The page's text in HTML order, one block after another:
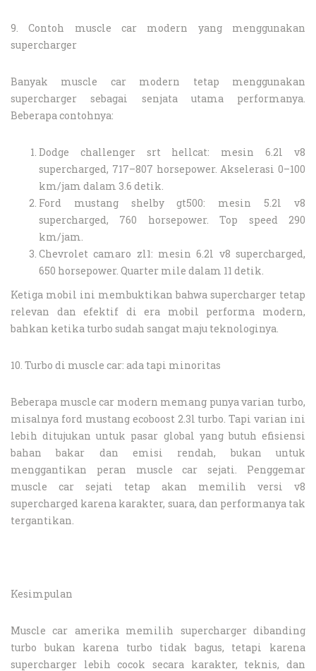
9. Contoh muscle car modern yang menggunakan
supercharger
Banyak muscle car modern tetap menggunakan
supercharger sebagai senjata utama performanya.
Beberapa contohnya:
Dodge challenger srt hellcat: mesin 6.2l v8
supercharged, 717–807 horsepower. Akselerasi 0–100
km/jam dalam 3.6 detik.
Ford mustang shelby gt500: mesin 5.2l v8
supercharged, 760 horsepower. Top speed 290
km/jam.
Chevrolet camaro zl1: mesin 6.2l v8 supercharged,
650 horsepower. Quarter mile dalam 11 detik.
Ketiga mobil ini membuktikan bahwa supercharger tetap
relevan dan efektif di era mobil performa modern,
bahkan ketika turbo sudah sangat maju teknologinya.
10. Turbo di muscle car: ada tapi minoritas
Beberapa muscle car modern memang punya varian turbo,
misalnya ford mustang ecoboost 2.3l turbo. Tapi varian ini
lebih ditujukan untuk pasar global yang butuh efisiensi
bahan bakar dan emisi rendah, bukan untuk
menggantikan peran muscle car sejati. Penggemar
muscle car sejati tetap akan memilih versi v8
supercharged karena karakter, suara, dan performanya tak
tergantikan.
Kesimpulan
Muscle car amerika memilih supercharger dibanding
turbo bukan karena turbo tidak bagus, tetapi karena
supercharger lebih cocok secara karakter, teknis, dan